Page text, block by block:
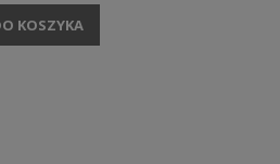
KOSZYKA